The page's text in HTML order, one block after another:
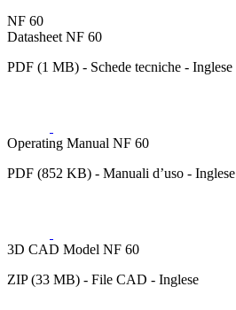
NF 60
Datasheet NF 60
PDF (1 MB) - Schede tecniche - Inglese
Operating Manual NF 60
PDF (852 KB) - Manuali d’uso - Inglese
3D CAD Model NF 60
ZIP (33 MB) - File CAD - Inglese